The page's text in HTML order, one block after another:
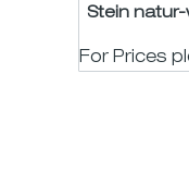
Stein natur-
For Prices